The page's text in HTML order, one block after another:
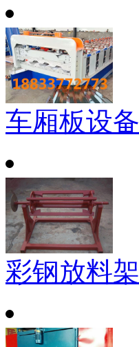
车厢板设备
彩钢放料架